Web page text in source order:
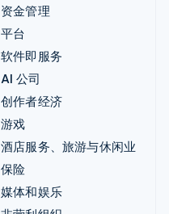
资金管理
平台
软件即服务
AI 公司
创作者经济
游戏
酒店服务、旅游与休闲业
保险
媒体和娱乐